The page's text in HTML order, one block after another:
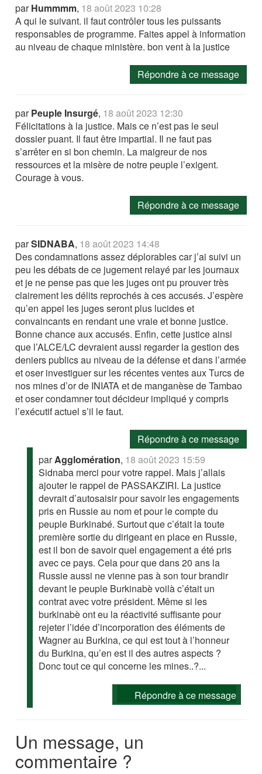
parHummmm, 18 août 2023 10:28
A qui le suivant. il faut contrôler tous les puissants
responsables de programme. Faites appel à information
au niveau de chaque ministère. bon vent à la justice
Répondre à ce message
parPeuple Insurgé, 18 août 2023 12:30
Félicitations à la justice. Mais ce n’est pas le seul
dossier puant. Il faut être impartial. Il ne faut pas
s’arrêter en si bon chemin. La maigreur de nos
ressources et la misère de notre peuple l’exigent.
Courage à vous.
Répondre à ce message
parSIDNABA, 18 août 2023 14:48
Des condamnations assez déplorables car j’ai suivi un
peu les débats de ce jugement relayé par les journaux
et je ne pense pas que les juges ont pu prouver très
clairement les délits reprochés à ces accusés. J’espère
qu’en appel les juges seront plus lucides et
convaincants en rendant une vraie et bonne justice.
Bonne chance aux accusés. Enfin, cette justice ainsi
que l’ALCE/LC devraient aussi regarder la gestion des
deniers publics au niveau de la défense et dans l’armée
et oser investiguer sur les récentes ventes aux Turcs de
nos mines d’or de INIATA et de manganèse de Tambao
et oser condamner tout décideur impliqué y compris
l’exécutif actuel s’il le faut.
Répondre à ce message
parAgglomération, 18 août 2023 15:59
Sidnaba merci pour votre rappel. Mais j’allais
ajouter le rappel de PASSAKZIRI. La justice
devrait d’autosaisir pour savoir les engagements
pris en Russie au nom et pour le compte du
peuple Burkinabé. Surtout que c’était la toute
première sortie du dirigeant en place en Russie,
est il bon de savoir quel engagement a été pris
avec ce pays. Cela pour que dans 20 ans la
Russie aussi ne vienne pas à son tour brandir
devant le peuple Burkinabè voilà c’était un
contrat avec votre président. Même si les
burkinabè ont eu la réactivité suffisante pour
rejeter l’idée d’incorporation des éléments de
Wagner au Burkina, ce qui est tout à l’honneur
du Burkina, qu’en est il des autres aspects ?
Donc tout ce qui concerne les mines..?...
Répondre à ce message
Un message, un
commentaire ?